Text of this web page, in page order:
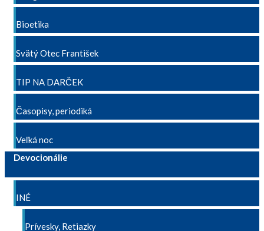
Bioetika
Svätý Otec František
TIP NA DARČEK
Časopisy, periodiká
Veľká noc
Devocionálie
INÉ
Prívesky, Retiazky